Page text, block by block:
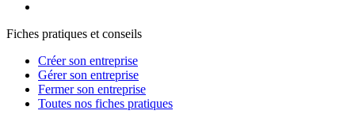
Fiches pratiques et conseils
Créer son entreprise
Gérer son entreprise
Fermer son entreprise
Toutes nos fiches pratiques